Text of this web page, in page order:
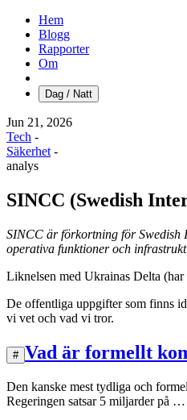
Hem
Blogg
Rapporter
Om
Dag / Natt
Jun 21, 2026
Tech -
Säkerhet -
analys
SINCC (Swedish
SINCC är förkortning för Swedish
operativa funktioner och
Liknelsen med Ukrainas Delta
De offentliga uppgifter som finns
vi vet och vad vi tror.
# Vad är formellt
Den kanske mest tydliga och
Regeringen satsar 5 miljarder på …